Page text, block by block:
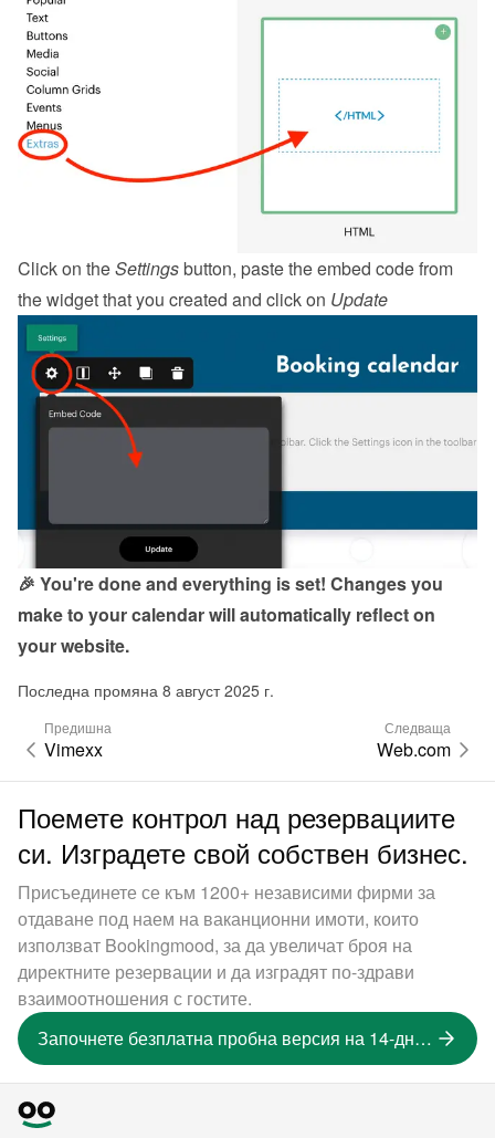
Click on the Settings button, paste the embed code from
the widget that you created and click on Update
🎉 You're done and everything is set! Changes you
make to your calendar will automatically reflect on
your website.
Последна промяна 8 август 2025 г.
Предишна
Vimexx
Следваща
Web.com
Поемете контрол над резервациите
си. Изградете свой собствен бизнес.
Присъединете се към 1200+ независими фирми за
отдаване под наем на ваканционни имоти, които
използват Bookingmood, за да увеличат броя на
директните резервации и да изградят по-здрави
взаимоотношения с гостите.
Започнете безплатна пробна версия на 14-дневна версия